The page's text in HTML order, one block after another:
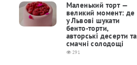
Маленький торт —
великий момент: де
у Львові шукати
бенто-торти,
авторські десерти та
смачні солодощі
291